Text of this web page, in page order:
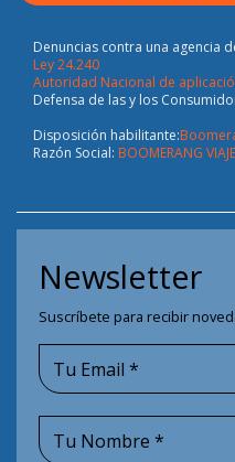
Defensa de las y los
Disposición habilitante:
Razón Social:BOOMERANG
Newsletter
Suscríbete para recibir